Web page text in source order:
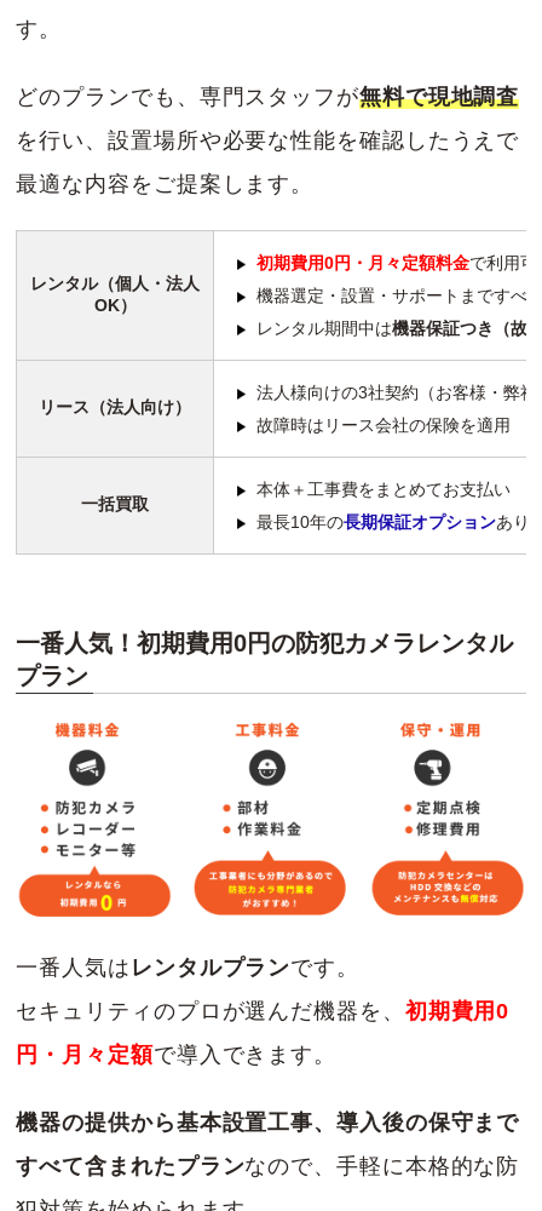
す。
どのプランでも、専門スタッフが無料で現地調査
を行い、設置場所や必要な性能を確認したうえで
最適な内容をご提案します。
レンタル（個人・法人
OK）
初期費用0円・月々定額料金で利用可
機器選定・設置・サポートまですべ
レンタル期間中は機器保証つき（故
リース（法人向け）
法人様向けの3社契約（お客様・弊
故障時はリース会社の保険を適用
一括買取
本体＋工事費をまとめてお支払い
最長10年の長期保証オプションあり
一番人気！初期費用0円の防犯カメラレンタル
プラン
一番人気は レンタルプランです。
セキュリティのプロが選んだ機器を、 初期費用0
円・月々定額で導入できます。
機器の提供から基本設置工事、導入後の保守まで
すべて含まれたプランなので、手軽に本格的な防